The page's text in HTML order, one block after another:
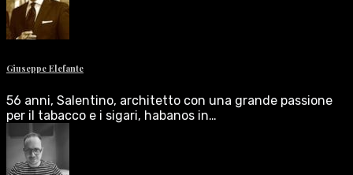
Giuseppe Elefante
56 anni, Salentino, architetto con una grande passione
per il tabacco e i sigari, habanos in…